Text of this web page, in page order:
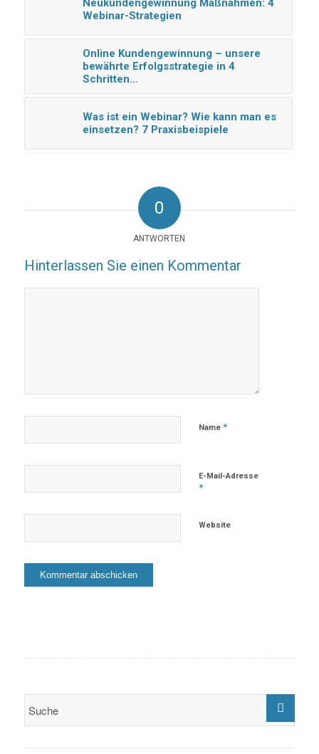
Neukundengewinnung Maßnahmen: 4
Webinar-Strategien
Online Kundengewinnung – unsere
bewährte Erfolgsstrategie in 4
Schritten…
Was ist ein Webinar? Wie kann man es
einsetzen? 7 Praxisbeispiele
0
ANTWORTEN
Hinterlassen Sie einen Kommentar
Name *
E-Mail-Adresse
*
Website